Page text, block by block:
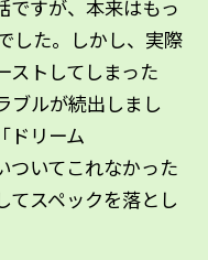
ですが、本来はもっ
した。しかし、実際
ストしてしまった
ブルが続出しまし
ドリーム
ついてこれなかった
てスペックを落とし